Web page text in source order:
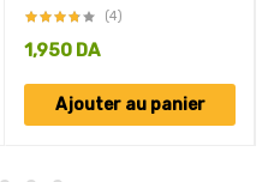
(4)
1,950 DA
Ajouter au panier